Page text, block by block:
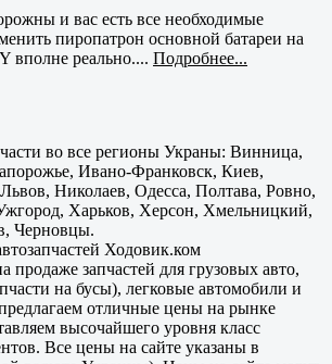
и вас есть все необходимые
пиропатрон основной батареи на
вполне реально.... Подробнее...
во все регионы Украны: Винница,
Ивано-Франковск, Киев,
Николаев, Одесса, Полтава, Ровно,
Харьков, Херсон, Хмельницкий,
Черновцы.
Ходовик.ком
продаже запчастей для грузовых авто,
на бусы), легковые автомобили и
отличные цены на рынке
высочайшего уровня класс
Все цены на сайте указаны в